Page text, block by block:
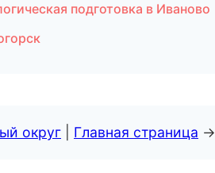
подготовка в Иваново
округ Главная страница →